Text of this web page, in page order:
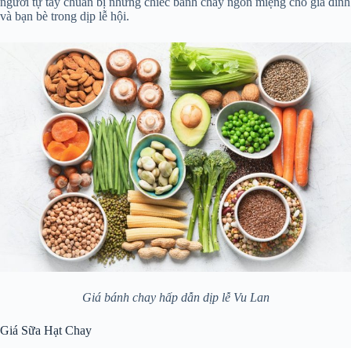
và bạn bè trong dịp lễ hội.
Giá bánh chay hấp dẫn dịp lễ Vu Lan
Giá Sữa Hạt Chay